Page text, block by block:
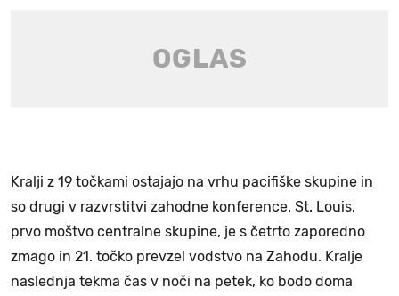
Kralji z 19 točkami ostajajo na vrhu pacifiške skupine in
so drugi v razvrstitvi zahodne konference. St. Louis,
prvo moštvo centralne skupine, je s četrto zaporedno
zmago in 21. točko prevzel vodstvo na Zahodu. Kralje
naslednja tekma čas v noči na petek, ko bodo doma